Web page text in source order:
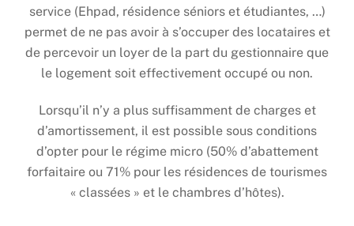
service (Ehpad, résidence séniors et étudiantes, …)
permet de ne pas avoir à s’occuper des locataires et
de percevoir un loyer de la part du gestionnaire que
le logement soit effectivement occupé ou non.
Lorsqu’il n’y a plus suffisamment de charges et
d’amortissement, il est possible sous conditions
d’opter pour le régime micro (50% d’abattement
forfaitaire ou 71% pour les résidences de tourismes
« classées » et le chambres d’hôtes).